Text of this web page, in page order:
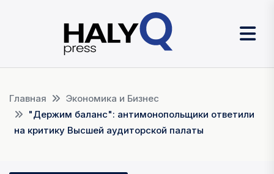
Главная
Экономика и Бизнес
"Держим баланс": антимонопольщики ответили
на критику Высшей аудиторской палаты